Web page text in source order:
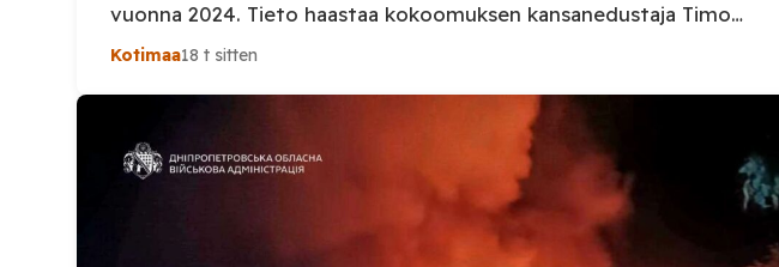
vuonna 2024. Tieto haastaa kokoomuksen kansanedustaja Timo
Heinosen (kok.) esittämän väitteen Venäjän sikaruttoilmoituksista.
sekä WOAH:n kautta että suoraan Venäjän eläinlääkintäviranomaisille.
Ruokavirasto kertoi Posi TV:lle tarkempia tietoja Suomen
ensimmäisestä afrikkalaisen sikaruton tapauksesta sekä
Kotimaa18 t sitten